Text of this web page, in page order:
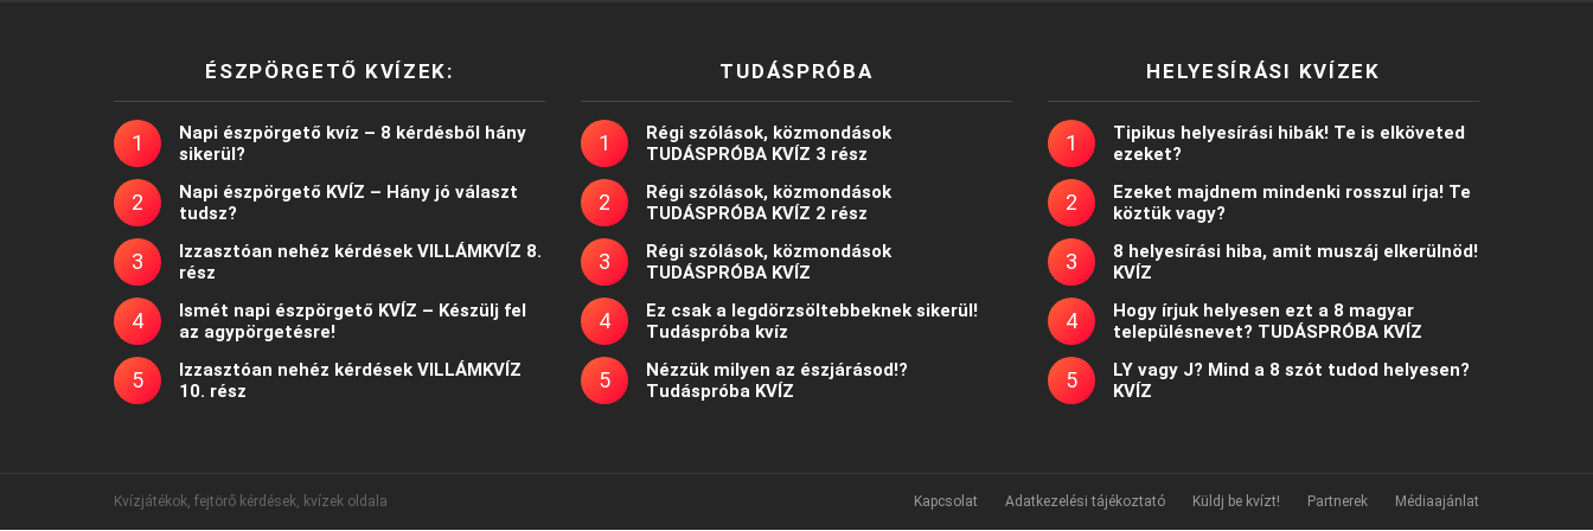
ÉSZPÖRGETŐ KVÍZEK:
Napi észpörgető kvíz – 8 kérdésből hány
sikerül?
Napi észpörgető KVÍZ – Hány jó választ
tudsz?
Izzasztóan nehéz kérdések VILLÁMKVÍZ 8.
rész
Ismét napi észpörgető KVÍZ – Készülj fel
az agypörgetésre!
Izzasztóan nehéz kérdések VILLÁMKVÍZ
10. rész
TUDÁSPRÓBA
Régi szólások, közmondások
TUDÁSPRÓBA KVÍZ 3 rész
Régi szólások, közmondások
TUDÁSPRÓBA KVÍZ 2 rész
Régi szólások, közmondások
TUDÁSPRÓBA KVÍZ
Ez csak a legdörzsöltebbeknek sikerül!
Tudáspróba kvíz
Nézzük milyen az észjárásod!?
Tudáspróba KVÍZ
HELYESÍRÁSI KVÍZEK
Tipikus helyesírási hibák! Te is elköveted
ezeket?
Ezeket majdnem mindenki rosszul írja! Te
köztük vagy?
8 helyesírási hiba, amit muszáj elkerülnöd!
KVÍZ
Hogy írjuk helyesen ezt a 8 magyar
településnevet? TUDÁSPRÓBA KVÍZ
LY vagy J? Mind a 8 szót tudod helyesen?
KVÍZ
Kvízjátékok, fejtörő kérdések, kvízek oldala Kapcsolat Adatkezelési tájékoztató Küldj be kvízt! Partnerek Médiaajánlat